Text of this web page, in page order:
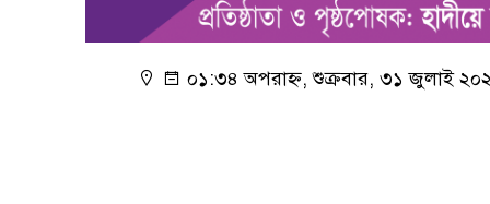
০১:৩৪ অপরাহ্ন, শুক্রবার, ৩১ জুলাই